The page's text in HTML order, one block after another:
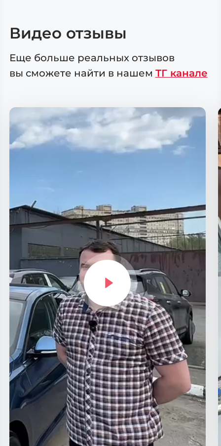
Видео отзывы
Еще больше реальных отзывов
вы сможете найти в нашем ТГ канале